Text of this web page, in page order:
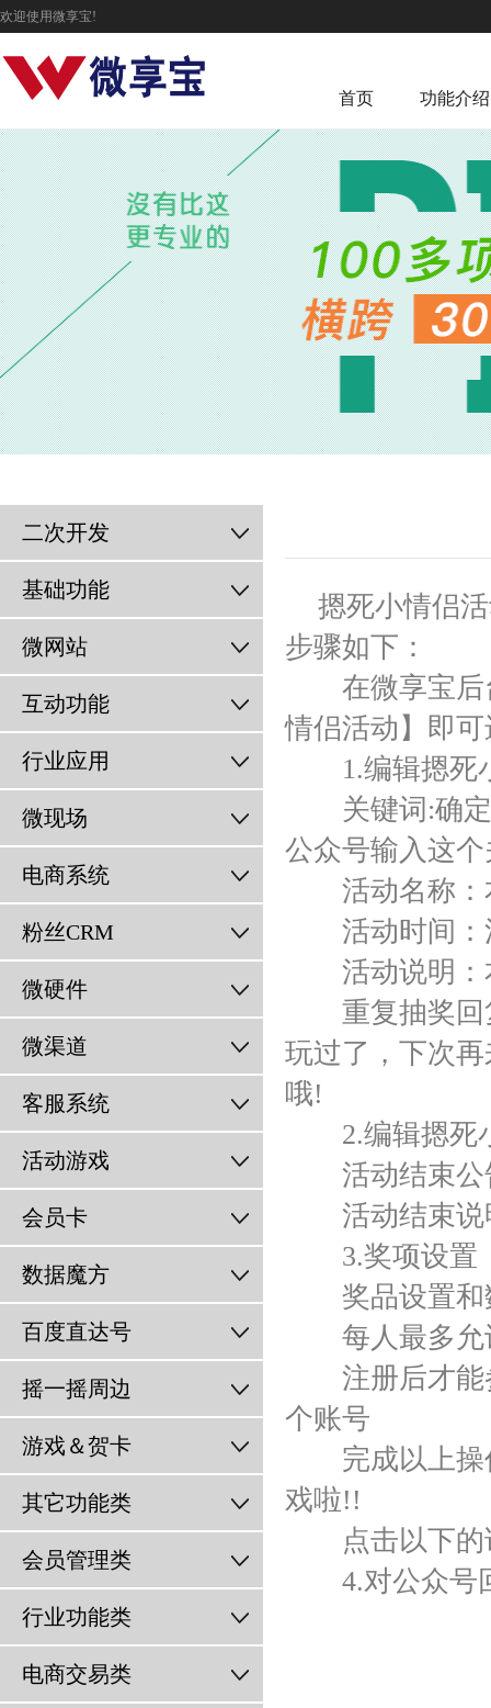
欢迎使用微享宝!
首页 功能介绍
二次开发
基础功能
微网站
互动功能
行业应用
微现场
电商系统
粉丝CRM
微硬件
微渠道
客服系统
活动游戏
会员卡
数据魔方
百度直达号
摇一摇周边
游戏＆贺卡
其它功能类
会员管理类
行业功能类
电商交易类
摁死小情侣
步骤如下：
在微享宝后
情侣活动】即
1.编辑摁死
关键词:确定
公众号输入这
活动名称：
活动时间：
活动说明：
重复抽奖回
玩过了，下次
哦!
2.编辑摁死
活动结束公
活动结束说
3.奖项设置
奖品设置和
每人最多允
注册后才能
个账号
完成以上操
戏啦!!
点击以下的
4.对公众号回